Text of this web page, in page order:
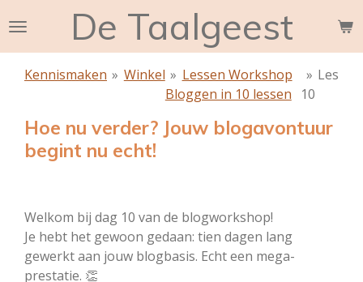
direct
naar
De Taalgeest
Kennismaken » Winkel » Lessen Workshop
Bloggen in 10 lessen
» Les
10
Hoe nu verder? Jouw blogavontuur
begint nu echt!
Welkom bij dag 10 van de blogworkshop!
Je hebt het gewoon gedaan: tien dagen lang
gewerkt aan jouw blogbasis. Echt een mega-
prestatie. 👏